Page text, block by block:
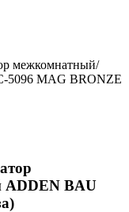
межкомнатный/
5096 MAG BRONZE
ADDEN BAU